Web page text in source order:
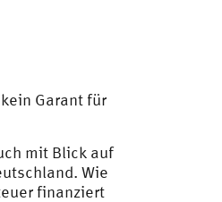
Garant für
mit Blick auf
Wie
finanziert